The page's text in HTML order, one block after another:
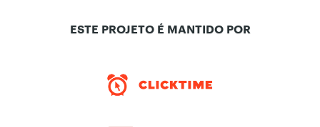
ESTE PROJETO É MANTIDO POR